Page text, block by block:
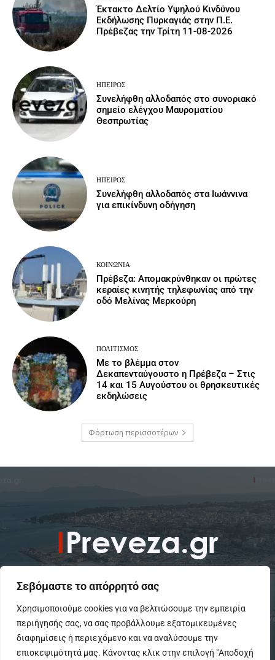
Σεβόμαστε το απόρρητό σας
Χρησιμοποιούμε cookies για να βελτιώσουμε την εμπειρία
περιήγησής σας, να σας προβάλλουμε εξατομικευμένες
διαφημίσεις ή περιεχόμενο και να αναλύσουμε την
επισκεψιμότητά μας. Κάνοντας κλικ στην επιλογή "Αποδοχή
Έκτακτο Δελτίο Υψηλού Κινδύνου
Εκδήλωσης Πυρκαγιάς στην Π.Ε.
Πρέβεζας την Τρίτη 11-08-2026
ΉΠΕΙΡΟΣ
Συνελήφθη αλλοδαπός στο συνοριακό
σημείο ελέγχου Μαυροματίου
Θεσπρωτίας
ΉΠΕΙΡΟΣ
Συνελήφθη αλλοδαπός στα Ιωάννινα
για επικίνδυνη οδήγηση
ΚΟΙΝΩΝΙΑ
Πρέβεζα: Απομακρύνθηκαν οι πρώτες
κεραίες κινητής τηλεφωνίας από την
οδό Μελίνας Μερκούρη
ΠΟΛΙΤΙΣΜΌΣ
Με το βλέμμα στον
Δεκαπενταύγουστο η Πρέβεζα – Στις
14 και 15 Αυγούστου οι θρησκευτικές
εκδηλώσεις
Φόρτωση περισσοτέρων
To IPreveza.gr είναι μια σύγχρονη ενημερωτική ιστοσελίδα για την
Πρέβεζα, Πάργα, Φιλιππιάδα και την Ήπειρο σε θέματα Κοινωνικά,
Πολιτικά, Αθλητικά και Πολιτιστικά.